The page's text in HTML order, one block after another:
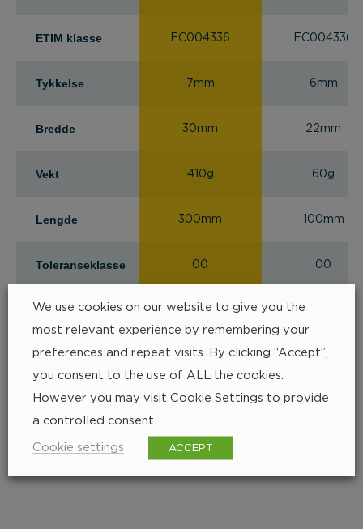
ETIM klasse
Tykkelse
Bredde
Vekt
Lengde
Toleranseklasse
EC004336
7mm
30mm
410g
300mm
00
EC004336
6mm
22mm
60g
100mm
00
Finn nærmeste
We use cookies on our website to give you the
most relevant experience by remembering your
preferences and repeat visits. By clicking “Accept”,
you consent to the use of ALL the cookies.
However you may visit Cookie Settings to provide
a controlled consent.
Cookie settings ACCEPT